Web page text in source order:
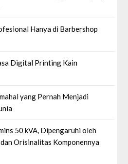
Hanya di Barbershop
Digital Printing Kain
yang Pernah Menjadi
50 kVA, Dipengaruhi oleh
Orisinalitas Komponennya